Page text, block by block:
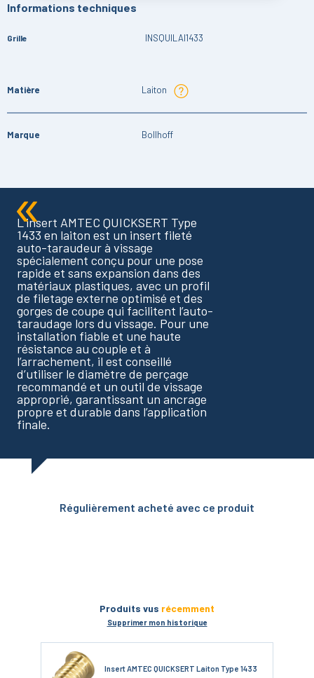
Informations techniques
Grille INSQUILAI1433
Matière Laiton
Marque Bollhoff
L’insert AMTEC QUICKSERT Type
1433 en laiton est un insert fileté
auto-taraudeur à vissage
spécialement conçu pour une pose
rapide et sans expansion dans des
matériaux plastiques, avec un profil
de filetage externe optimisé et des
gorges de coupe qui facilitent l’auto-
taraudage lors du vissage. Pour une
installation fiable et une haute
résistance au couple et à
l’arrachement, il est conseillé
d’utiliser le diamètre de perçage
recommandé et un outil de vissage
approprié, garantissant un ancrage
propre et durable dans l’application
finale.
Régulièrement acheté avec ce produit
Produits vus récemment
Supprimer mon historique
Insert AMTEC QUICKSERT Laiton Type 1433